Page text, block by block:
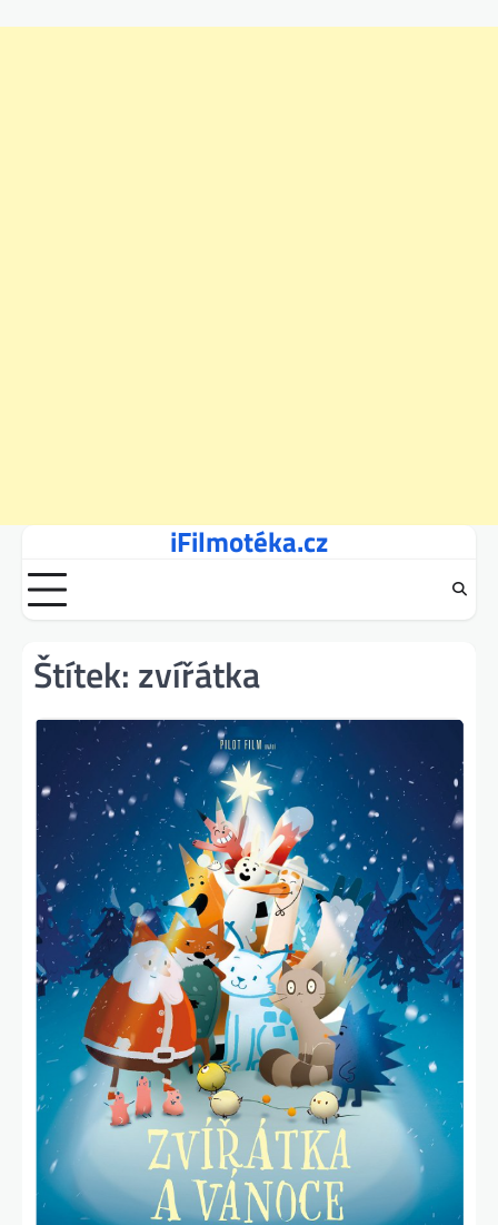
content
iFilmotéka.cz
Štítek: zvířátka